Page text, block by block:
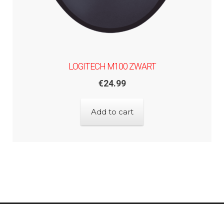
LOGITECH M100 ZWART
€24.99
Add to cart